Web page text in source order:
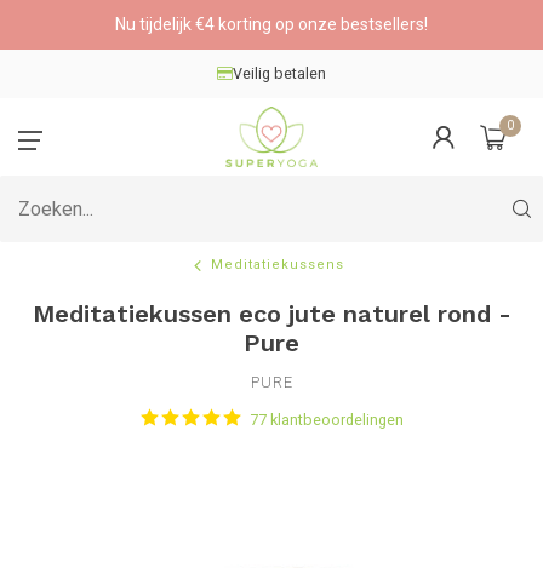
Nu tijdelijk €4 korting op onze bestsellers!
Veilig betalen
0
Meditatiekussens
Meditatiekussen eco jute naturel rond -
Pure
PURE
77 klantbeoordelingen